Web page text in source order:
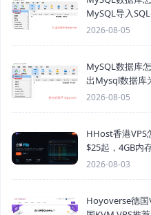
MySQL导入
2026-08-05
MySQL数据库
出Mysql数据库
2026-08-05
HHost香港VPS
$25起，4GB内
2026-08-03
Hoyoverse德国